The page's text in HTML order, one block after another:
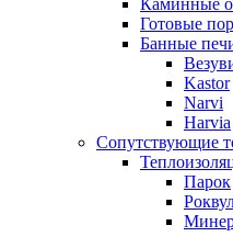
Каминные
Готовые
Банные
Kastor
Narvi
Harvia
Сопутствующие
Парок